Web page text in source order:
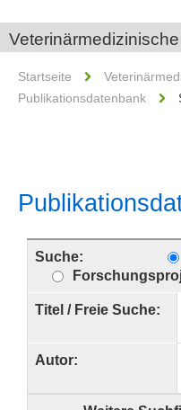
Startseite
Publikationsdatenbank
Suche:
Titel / Freie Suche:
Autor: